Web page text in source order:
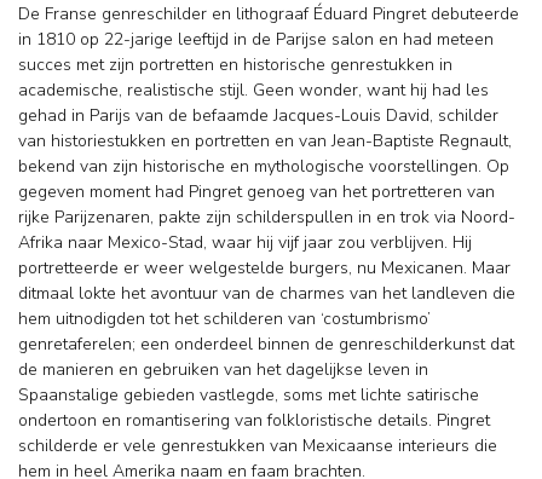
De Franse genreschilder en lithograaf Éduard Pingret debuteerde
in 1810 op 22-jarige leeftijd in de Parijse salon en had meteen
succes met zijn portretten en historische genrestukken in
academische, realistische stijl. Geen wonder, want hij had les
gehad in Parijs van de befaamde Jacques-Louis David, schilder
van historiestukken en portretten en van Jean-Baptiste Regnault,
bekend van zijn historische en mythologische voorstellingen. Op
gegeven moment had Pingret genoeg van het portretteren van
rijke Parijzenaren, pakte zijn schilderspullen in en trok via Noord-
Afrika naar Mexico-Stad, waar hij vijf jaar zou verblijven. Hij
portretteerde er weer welgestelde burgers, nu Mexicanen. Maar
ditmaal lokte het avontuur van de charmes van het landleven die
hem uitnodigden tot het schilderen van ‘costumbrismo’
genretaferelen; een onderdeel binnen de genreschilderkunst dat
de manieren en gebruiken van het dagelijkse leven in
Spaanstalige gebieden vastlegde, soms met lichte satirische
ondertoon en romantisering van folkloristische details. Pingret
schilderde er vele genrestukken van Mexicaanse interieurs die
hem in heel Amerika naam en faam brachten.